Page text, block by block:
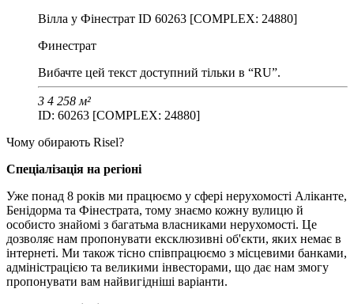
Вілла у Фінестрат ID 60263 [COMPLEX: 24880]
Финестрат
Вибачте цей текст доступний тільки в “RU”.
3 4 258 м²
ID: 60263 [COMPLEX: 24880]
Чому обирають Risel?
Спеціалізація на регіоні
Уже понад 8 років ми працюємо у сфері нерухомості Аліканте,
Бенідорма та Фінестрата, тому знаємо кожну вулицю й
особисто знайомі з багатьма власниками нерухомості. Це
дозволяє нам пропонувати ексклюзивні об'єкти, яких немає в
інтернеті. Ми також тісно співпрацюємо з місцевими банками,
адміністрацією та великими інвесторами, що дає нам змогу
пропонувати вам найвигідніші варіанти.